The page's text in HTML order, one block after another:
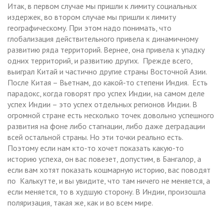
Итак, в первом случае мы пришли к лимиту социальных
издержек, во втором случае мы пришли к лимиту
географическому. При этом надо понимать, что
глобализация действительного привела к динамичному
развитию ряда территорий. Вернее, она привела к упадку
одних территорий, и развитию других. Прежде всего,
выиграл Китай и частично другие страны Восточной Азии.
После Китая – Вьетнам, до какой-то степени Индия. Есть
парадокс, когда говорят про успех Индии, на самом деле
успех Индии – это успех отдельных регионов Индии. В
огромной стране есть несколько точек довольно успешного
развития на фоне либо стагнации, либо даже деградации
всей остальной страны. Но эти точки реально есть.
Поэтому если нам кто-то хочет показать какую-то
историю успеха, он вас повезет, допустим, в Бангалор, а
если вам хотят показать кошмарную историю, вас поводят
по Калькутте, и вы увидите, что там ничего не меняется, а
если меняется, то в худшую сторону. В Индии, произошла
поляризация, такая же, как и во всем мире.